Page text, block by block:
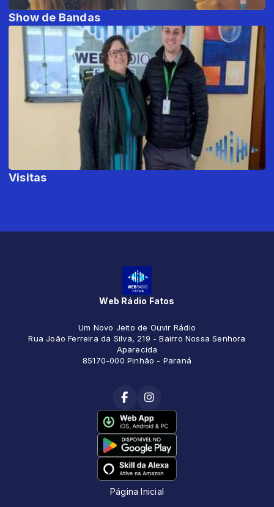
Show de Bandas
Visitas
Web Rádio Fatos
Um Novo Jeito de Ouvir Rádio
Rua João Ferreira da Silva, 219 - Bairro Nossa Senhora
Aparecida
85170-000 Pinhão - Paraná
Página Inicial